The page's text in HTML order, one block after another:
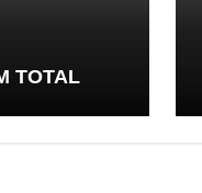
TOTAL